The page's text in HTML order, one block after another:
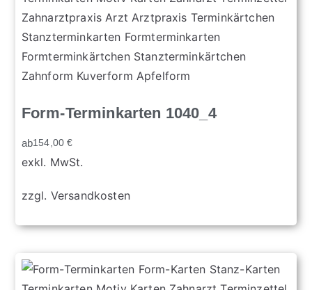
Form-Terminkarten 1040_4
ab154,00€
exkl. MwSt.
zzgl. Versandkosten